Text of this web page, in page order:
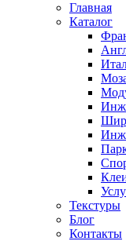
Главная
Каталог
Текстуры
Блог
Контакты